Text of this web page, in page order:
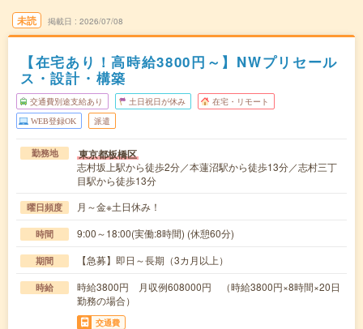
未読 掲載日 2026/07/08
【在宅あり！高時給3800円～】NWプリセール
ス・設計・構築
交通費別途支給あり 土日祝日が休み 在宅・リモート
WEB登録OK 派遣
勤務地 東京都板橋区
志村坂上駅から徒歩2分／本蓮沼駅から徒歩13分／志村三丁
目駅から徒歩13分
曜日頻度 月～金※土日休み！
時間 9:00～18:00(実働:8時間) (休憩60分)
期間 【急募】即日～長期（3カ月以上）
時給
時給3800円 月収例608000円 （時給3800円×8時間×20日
勤務の場合）
交通費